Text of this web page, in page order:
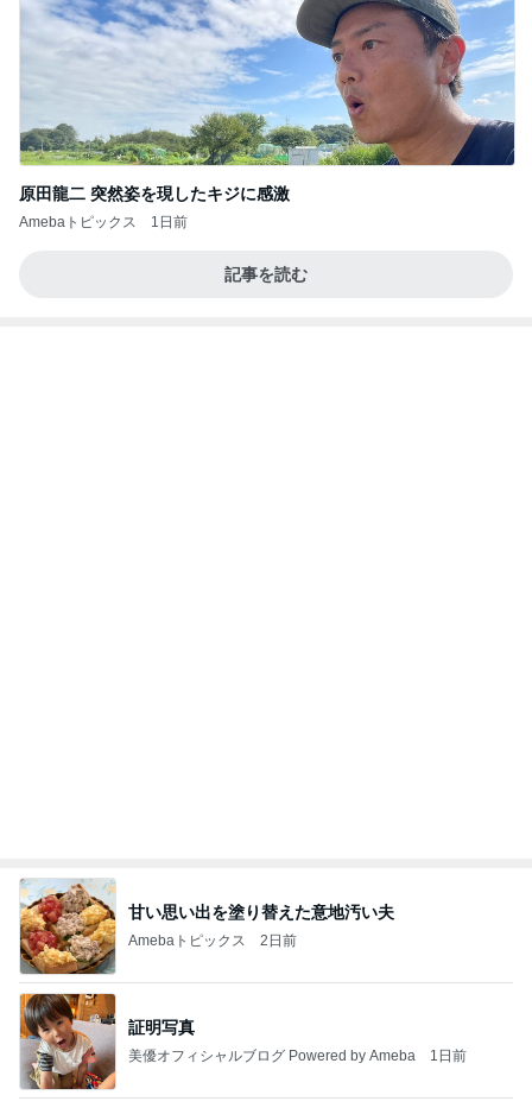
原田龍二 突然姿を現したキジに感激
Amebaトピックス 1日前
記事を読む
甘い思い出を塗り替えた意地汚い夫
Amebaトピックス 2日前
証明写真
美優オフィシャルブログ Powered by Ameba 1日前